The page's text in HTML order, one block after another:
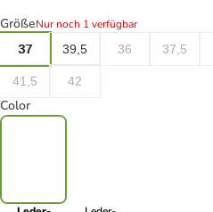
GrößeNur noch 1 verfügbar
37
39,5 36 37,5
41,5 42
Color